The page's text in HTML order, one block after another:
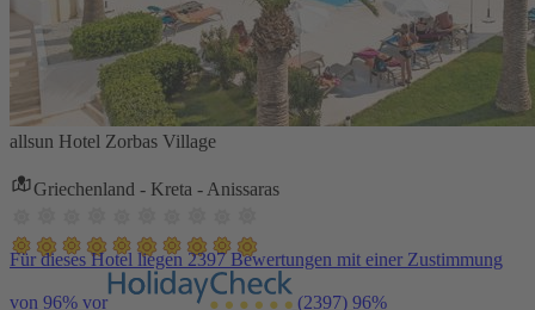
allsun Hotel Zorbas Village
Griechenland - Kreta - Anissaras
Für dieses Hotel liegen 2397 Bewertungen mit einer Zustimmung
von 96% vor (2397) 96%